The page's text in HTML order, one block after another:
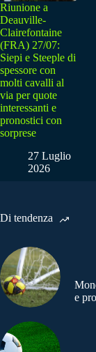
Riunione a
Deauville-
Clairefontaine
(FRA) 27/07:
Siepi e Steeple di
spessore con
molti cavalli al
via per quote
interessanti e
pronostici con
sorprese
27 Luglio
2026
Di tendenza
e